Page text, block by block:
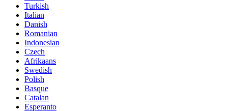
Turkish
Italian
Danish
Romanian
Indonesian
Czech
Afrikaans
Swedish
Polish
Basque
Catalan
Esperanto